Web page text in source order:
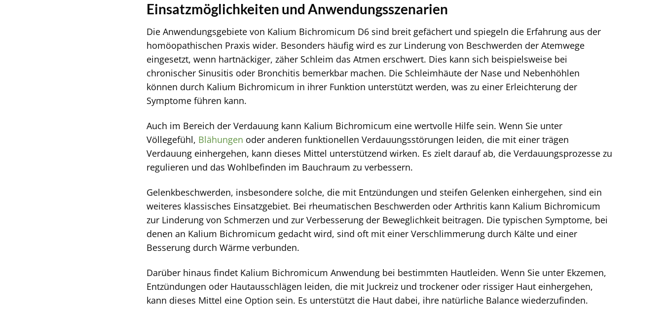
Einsatzmöglichkeiten und Anwendungsszenarien
Die Anwendungsgebiete von Kalium Bichromicum D6 sind breit gefächert und spiegeln die Erfahrung aus der
homöopathischen Praxis wider. Besonders häufig wird es zur Linderung von Beschwerden der Atemwege
eingesetzt, wenn hartnäckiger, zäher Schleim das Atmen erschwert. Dies kann sich beispielsweise bei
chronischer Sinusitis oder Bronchitis bemerkbar machen. Die Schleimhäute der Nase und Nebenhöhlen
können durch Kalium Bichromicum in ihrer Funktion unterstützt werden, was zu einer Erleichterung der
Symptome führen kann.
Auch im Bereich der Verdauung kann Kalium Bichromicum eine wertvolle Hilfe sein. Wenn Sie unter
Völlegefühl, Blähungen oder anderen funktionellen Verdauungsstörungen leiden, die mit einer trägen
Verdauung einhergehen, kann dieses Mittel unterstützend wirken. Es zielt darauf ab, die Verdauungsprozesse zu
regulieren und das Wohlbefinden im Bauchraum zu verbessern.
Gelenkbeschwerden, insbesondere solche, die mit Entzündungen und steifen Gelenken einhergehen, sind ein
weiteres klassisches Einsatzgebiet. Bei rheumatischen Beschwerden oder Arthritis kann Kalium Bichromicum
zur Linderung von Schmerzen und zur Verbesserung der Beweglichkeit beitragen. Die typischen Symptome, bei
denen an Kalium Bichromicum gedacht wird, sind oft mit einer Verschlimmerung durch Kälte und einer
Besserung durch Wärme verbunden.
Darüber hinaus findet Kalium Bichromicum Anwendung bei bestimmten Hautleiden. Wenn Sie unter Ekzemen,
Entzündungen oder Hautausschlägen leiden, die mit Juckreiz und trockener oder rissiger Haut einhergehen,
kann dieses Mittel eine Option sein. Es unterstützt die Haut dabei, ihre natürliche Balance wiederzufinden.